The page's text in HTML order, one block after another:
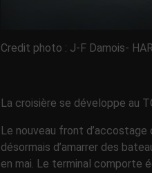
Credit photo : J-F Damois-
La croisière se développe au
Le nouveau front d’accostage
désormais d’amarrer des
en mai. Le terminal comporte